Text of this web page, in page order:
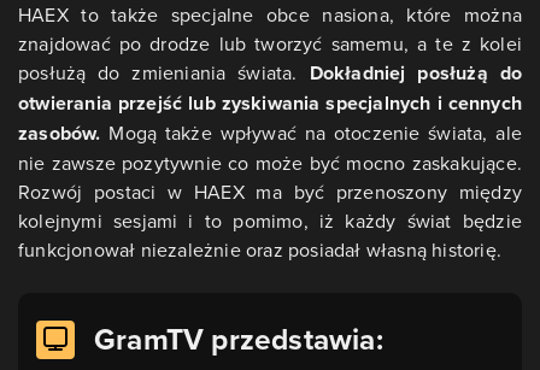
HAEX to także specjalne obce nasiona, które można
znajdować po drodze lub tworzyć samemu, a te z kolei
posłużą do zmieniania świata. Dokładniej posłużą do
otwierania przejść lub zyskiwania specjalnych i cennych
zasobów. Mogą także wpływać na otoczenie świata, ale
nie zawsze pozytywnie co może być mocno zaskakujące.
Rozwój postaci w HAEX ma być przenoszony między
kolejnymi sesjami i to pomimo, iż każdy świat będzie
funkcjonował niezależnie oraz posiadał własną historię.
GramTV przedstawia: